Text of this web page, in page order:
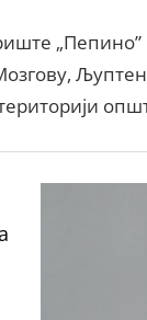
„Пепино”